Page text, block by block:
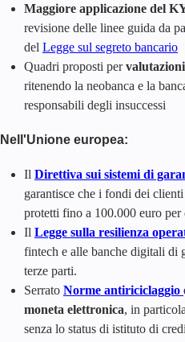
Maggiore applicazione del
revisione delle linee guida da
del Legge sul segreto bancario
Quadri proposti per
ritenendo la neobanca e la
responsabili degli insuccessi
Nell'Unione europea:
Il Direttiva sui sistemi di
garantisce che i fondi dei
protetti fino a 100.000 euro per
Il Legge sulla resilienza
fintech e alle banche digitali
terze parti.
Serrato Norme antiriciclaggio
moneta elettronica, in
senza lo status di istituto di